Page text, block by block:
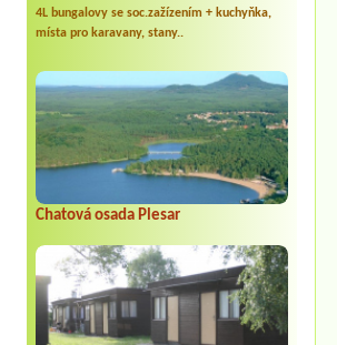
4L bungalovy se soc.zažízením + kuchyňka,
místa pro karavany, stany..
Chatová osada Plesar